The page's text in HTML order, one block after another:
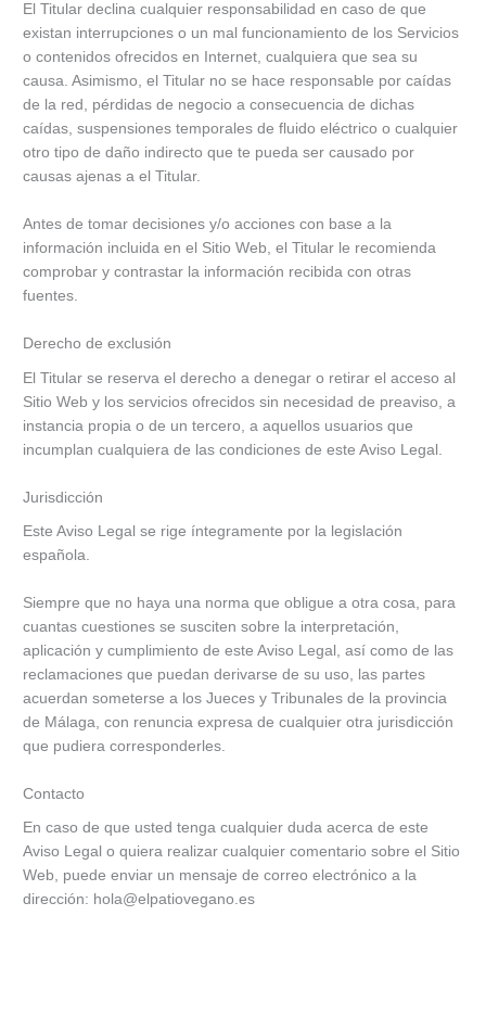
El Titular declina cualquier responsabilidad en caso de que
existan interrupciones o un mal funcionamiento de los Servicios
o contenidos ofrecidos en Internet, cualquiera que sea su
causa. Asimismo, el Titular no se hace responsable por caídas
de la red, pérdidas de negocio a consecuencia de dichas
caídas, suspensiones temporales de fluido eléctrico o cualquier
otro tipo de daño indirecto que te pueda ser causado por
causas ajenas a el Titular.
Antes de tomar decisiones y/o acciones con base a la
información incluida en el Sitio Web, el Titular le recomienda
comprobar y contrastar la información recibida con otras
fuentes.
Derecho de exclusión
El Titular se reserva el derecho a denegar o retirar el acceso al
Sitio Web y los servicios ofrecidos sin necesidad de preaviso, a
instancia propia o de un tercero, a aquellos usuarios que
incumplan cualquiera de las condiciones de este Aviso Legal.
Jurisdicción
Este Aviso Legal se rige íntegramente por la legislación
española.
Siempre que no haya una norma que obligue a otra cosa, para
cuantas cuestiones se susciten sobre la interpretación,
aplicación y cumplimiento de este Aviso Legal, así como de las
reclamaciones que puedan derivarse de su uso, las partes
acuerdan someterse a los Jueces y Tribunales de la provincia
de Málaga, con renuncia expresa de cualquier otra jurisdicción
que pudiera corresponderles.
Contacto
En caso de que usted tenga cualquier duda acerca de este
Aviso Legal o quiera realizar cualquier comentario sobre el Sitio
Web, puede enviar un mensaje de correo electrónico a la
dirección: hola@elpatiovegano.es